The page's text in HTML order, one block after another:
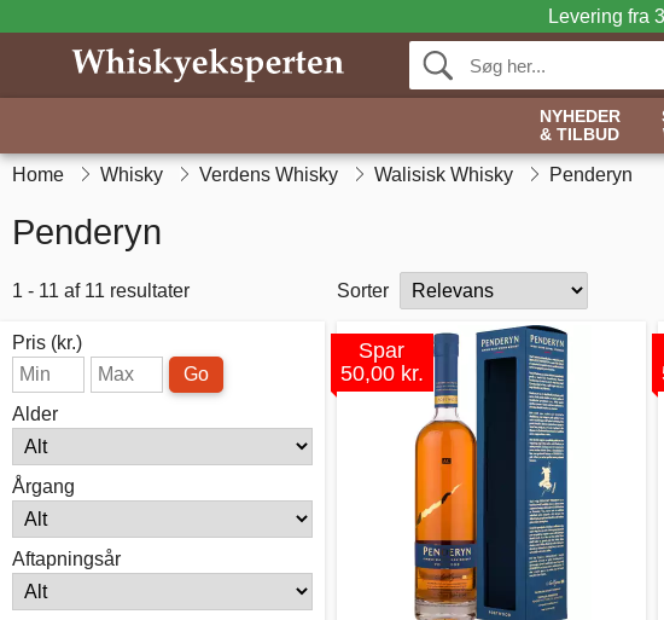
Levering fra
NYHEDER
& TILBUD
Home Whisky Verdens Whisky Walisisk Whisky Penderyn
Penderyn
1 - 11 af 11 resultater Sorter
Pris (kr.)
Go
Alder
Årgang
Aftapningsår
Spar
50,00 kr.